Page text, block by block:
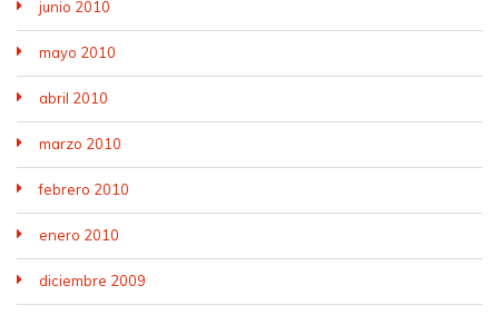
junio 2010
mayo 2010
abril 2010
marzo 2010
febrero 2010
enero 2010
diciembre 2009